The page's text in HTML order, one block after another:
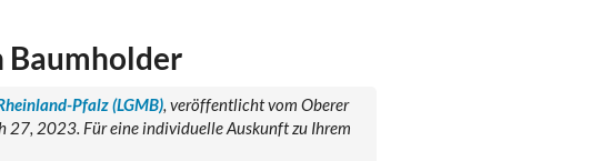
Baumholder
Pfalz (LGMB), veröffentlicht vom Oberer
27, 2023. Für eine individuelle Auskunft zu Ihrem